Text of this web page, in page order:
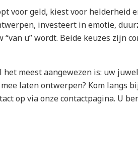
voor geld, kiest voor helderheid
investeert in emotie,
u” wordt. Beide keuzes zijn
meest aangewezen is: uw
laten ontwerpen? Kom langs
op via onzecontactpagina. U